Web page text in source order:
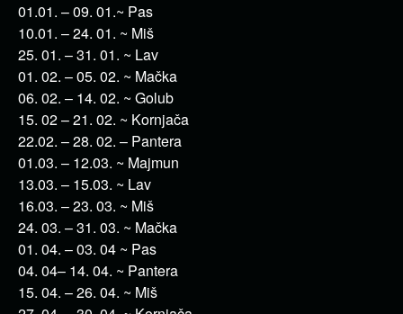
01.01. – 09. 01.~ Pas
10.01. – 24. 01. ~ Miš
25. 01. – 31. 01. ~ Lav
01. 02. – 05. 02. ~ Mačka
06. 02. – 14. 02. ~ Golub
15. 02 – 21. 02. ~ Kornjača
22.02. – 28. 02. – Pantera
01.03. – 12.03. ~ Majmun
13.03. – 15.03. ~ Lav
16.03. – 23. 03. ~ Miš
24. 03. – 31. 03. ~ Mačka
01. 04. – 03. 04 ~ Pas
04. 04– 14. 04. ~ Pantera
15. 04. – 26. 04. ~ Miš